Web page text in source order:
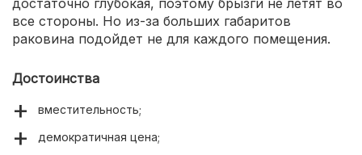
все стороны. Но из-за больших габаритов
раковина подойдет не для каждого помещения.
Достоинства
вместительность;
демократичная цена;